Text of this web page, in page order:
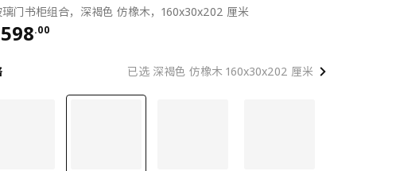
门书柜组合，深褐色 仿橡木，160x30x202 厘米
.00
已选 深褐色 仿橡木 160x30x202 厘米